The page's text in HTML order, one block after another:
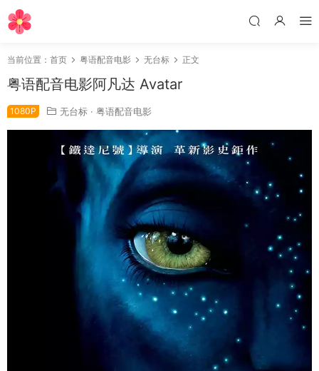
当前位置： 首页 粤语配音电影 无台标 正文
粤语配音电影阿凡达 Avatar
1080P 无台标 · 粤语配音电影